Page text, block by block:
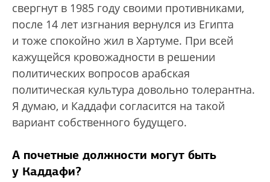
свергнут в 1985 году своими противниками,
после 14 лет изгнания вернулся из Египта
и тоже спокойно жил в Хартуме. При всей
кажущейся кровожадности в решении
политических вопросов арабская
политическая культура довольно толерантна.
Я думаю, и Каддафи согласится на такой
вариант собственного будущего.
А почетные должности могут быть
у Каддафи?